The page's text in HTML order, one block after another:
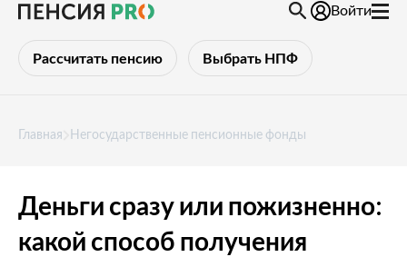
Рассчитать пенсию Выбрать НПФ
Войти
Главная Негосударственные пенсионные фонды
Деньги сразу или пожизненно:
какой способ получения